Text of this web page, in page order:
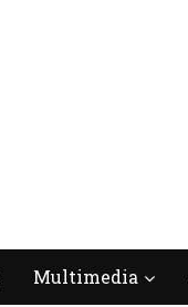
Multimedia